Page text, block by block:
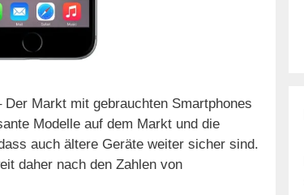
Markt mit gebrauchten Smartphones
Modelle auf dem Markt und die
auch ältere Geräte weiter sicher sind.
daher nach den Zahlen von